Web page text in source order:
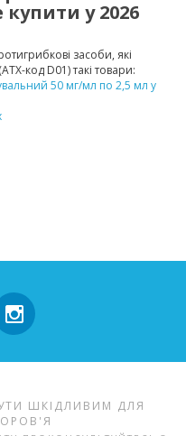
у 2026
засоби, які
код D01) такі товари:
50 мг/мл по 2,5 мл у
ШКІДЛИВИМ ДЛЯ